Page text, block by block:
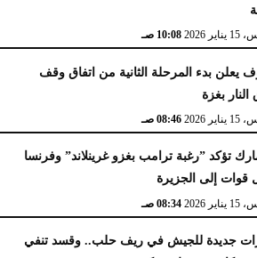
2026 10:08 صـ
يعلن بدء المرحلة الثانية من اتفاق وقف
النار بغزة
2026 08:46 صـ
تؤكد ”رغبة ترامب بغزو غرينلاند” وفرنسا
قوات إلى الجزيرة
2026 08:34 صـ
جديدة للجيش في ريف حلب.. وقسد تنفي